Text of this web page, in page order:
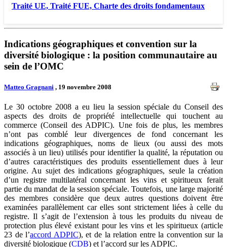
Traité UE, Traité FUE, Charte des droits fondamentaux
Indications géographiques et convention sur la
diversité biologique : la position communautaire au
sein de l’OMC
Matteo Gragnani , 19 novembre 2008
Le 30 octobre 2008 a eu lieu la session spéciale du Conseil des
aspects des droits de propriété intellectuelle qui touchent au
commerce (Conseil des ADPIC). Une fois de plus, les membres
n’ont pas comblé leur divergences de fond concernant les
indications géographiques, noms de lieux (ou aussi des mots
associés à un lieu) utilisés pour identifier la qualité, la réputation ou
d’autres caractéristiques des produits essentiellement dues à leur
origine. Au sujet des indications géographiques, seule la création
d’un registre multilatéral concernant les vins et spiritueux ferait
partie du mandat de la session spéciale. Toutefois, une large majorité
des membres considère que deux autres questions doivent être
examinées parallèlement car elles sont strictement liées à celle du
registre. Il s’agit de l’extension à tous les produits du niveau de
protection plus élevé existant pour les vins et les spiritueux (article
23 de l’accord ADPIC), et de la relation entre la convention sur la
diversité biologique (CDB) et l’accord sur les ADPIC.